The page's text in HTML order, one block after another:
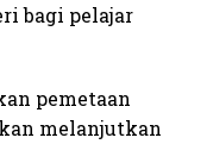
bagi pelajar
pemetaan
melanjutkan